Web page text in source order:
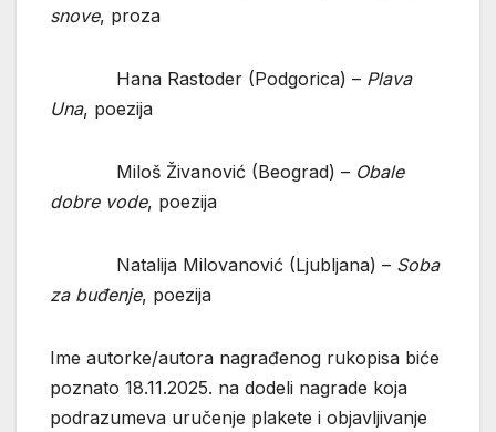
snove, proza
Hana Rastoder (Podgorica) – Plava
Una, poezija
Miloš Živanović (Beograd) – Obale
dobre vode, poezija
Natalija Milovanović (Ljubljana) – Soba
za buđenje, poezija
Ime autorke/autora nagrađenog rukopisa biće
poznato 18.11.2025. na dodeli nagrade koja
podrazumeva uručenje plakete i objavljivanje